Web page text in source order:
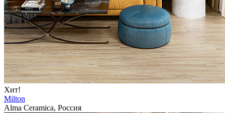
Хит!
Milton
Alma Ceramica, Россия